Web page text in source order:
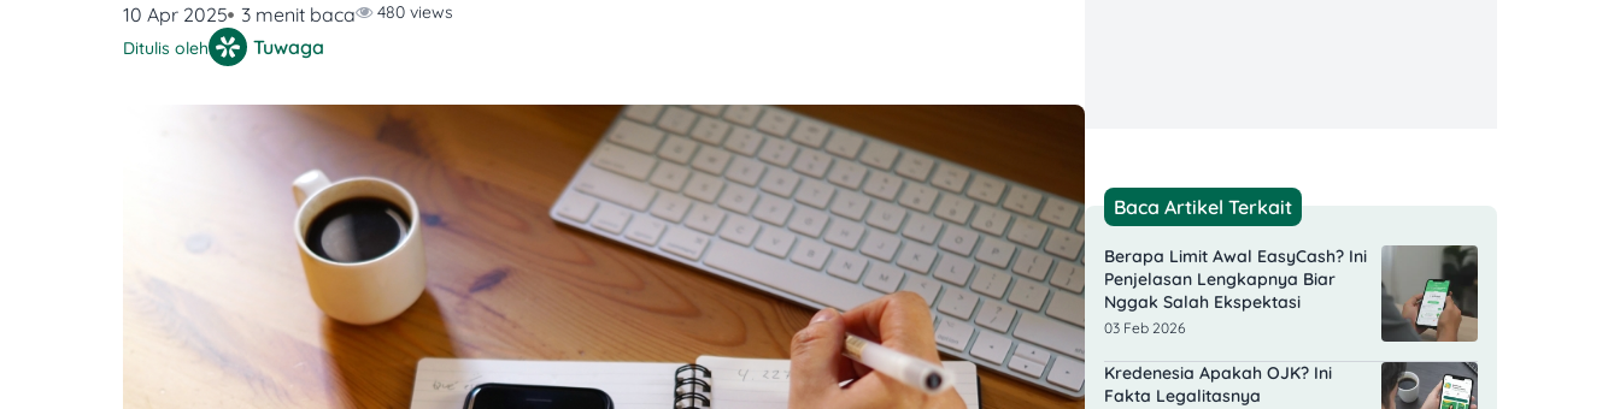
10 Apr 2025 3 menit baca
480 views
Ditulis oleh
Tuwaga
Baca Artikel Terkait
Berapa Limit Awal EasyCash? Ini
Penjelasan Lengkapnya Biar
Nggak Salah Ekspektasi
03 Feb 2026
Kredenesia Apakah OJK? Ini
Fakta Legalitasnya